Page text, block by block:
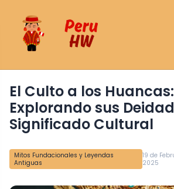
Mitos Fundacionales y Leyendas
Antiguas
19 de
2025
El Culto a los Huancas:
Explorando sus
Significado Cultural